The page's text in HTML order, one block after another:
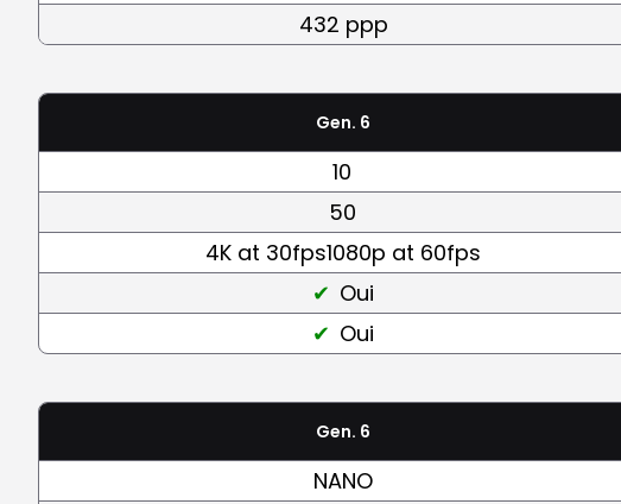
432 ppp
Gen. 6
10
50
4K at 30fps1080p at 60fps
Oui
Oui
Gen. 6
NANO